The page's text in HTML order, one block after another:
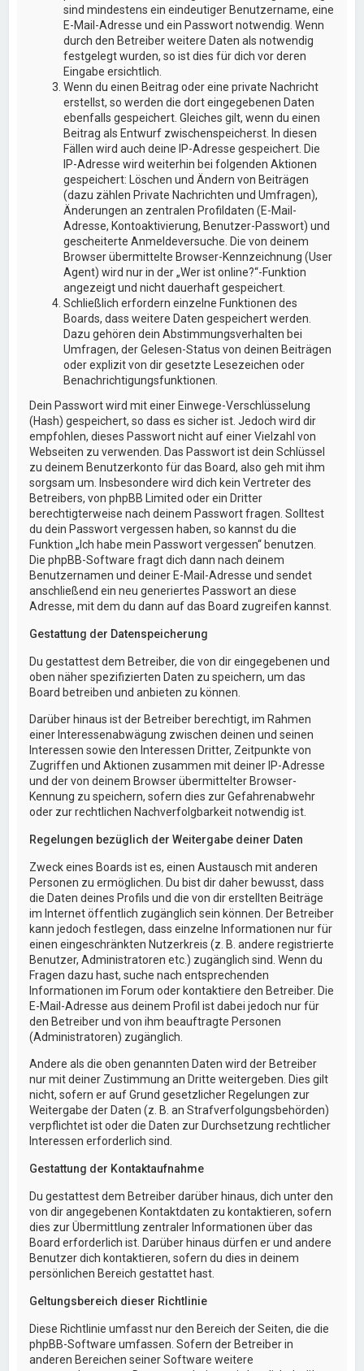
sind mindestens ein eindeutiger Benutzername, eine
E-Mail-Adresse und ein Passwort notwendig. Wenn
durch den Betreiber weitere Daten als notwendig
festgelegt wurden, so ist dies für dich vor deren
Eingabe ersichtlich.
Wenn du einen Beitrag oder eine private Nachricht
erstellst, so werden die dort eingegebenen Daten
ebenfalls gespeichert. Gleiches gilt, wenn du einen
Beitrag als Entwurf zwischenspeicherst. In diesen
Fällen wird auch deine IP-Adresse gespeichert. Die
IP-Adresse wird weiterhin bei folgenden Aktionen
gespeichert: Löschen und Ändern von Beiträgen
(dazu zählen Private Nachrichten und Umfragen),
Änderungen an zentralen Profildaten (E-Mail-
Adresse, Kontoaktivierung, Benutzer-Passwort) und
gescheiterte Anmeldeversuche. Die von deinem
Browser übermittelte Browser-Kennzeichnung (User
Agent) wird nur in der „Wer ist online?“-Funktion
angezeigt und nicht dauerhaft gespeichert.
Schließlich erfordern einzelne Funktionen des
Boards, dass weitere Daten gespeichert werden.
Dazu gehören dein Abstimmungsverhalten bei
Umfragen, der Gelesen-Status von deinen Beiträgen
oder explizit von dir gesetzte Lesezeichen oder
Benachrichtigungsfunktionen.
Dein Passwort wird mit einer Einwege-Verschlüsselung
(Hash) gespeichert, so dass es sicher ist. Jedoch wird dir
empfohlen, dieses Passwort nicht auf einer Vielzahl von
Webseiten zu verwenden. Das Passwort ist dein Schlüssel
zu deinem Benutzerkonto für das Board, also geh mit ihm
sorgsam um. Insbesondere wird dich kein Vertreter des
Betreibers, von phpBB Limited oder ein Dritter
berechtigterweise nach deinem Passwort fragen. Solltest
du dein Passwort vergessen haben, so kannst du die
Funktion „Ich habe mein Passwort vergessen“ benutzen.
Die phpBB-Software fragt dich dann nach deinem
Benutzernamen und deiner E-Mail-Adresse und sendet
anschließend ein neu generiertes Passwort an diese
Adresse, mit dem du dann auf das Board zugreifen kannst.
Gestattung der Datenspeicherung
Du gestattest dem Betreiber, die von dir eingegebenen und
oben näher spezifizierten Daten zu speichern, um das
Board betreiben und anbieten zu können.
Darüber hinaus ist der Betreiber berechtigt, im Rahmen
einer Interessenabwägung zwischen deinen und seinen
Interessen sowie den Interessen Dritter, Zeitpunkte von
Zugriffen und Aktionen zusammen mit deiner IP-Adresse
und der von deinem Browser übermittelter Browser-
Kennung zu speichern, sofern dies zur Gefahrenabwehr
oder zur rechtlichen Nachverfolgbarkeit notwendig ist.
Regelungen bezüglich der Weitergabe deiner Daten
Zweck eines Boards ist es, einen Austausch mit anderen
Personen zu ermöglichen. Du bist dir daher bewusst, dass
die Daten deines Profils und die von dir erstellten Beiträge
im Internet öffentlich zugänglich sein können. Der Betreiber
kann jedoch festlegen, dass einzelne Informationen nur für
einen eingeschränkten Nutzerkreis (z. B. andere registrierte
Benutzer, Administratoren etc.) zugänglich sind. Wenn du
Fragen dazu hast, suche nach entsprechenden
Informationen im Forum oder kontaktiere den Betreiber. Die
E-Mail-Adresse aus deinem Profil ist dabei jedoch nur für
den Betreiber und von ihm beauftragte Personen
(Administratoren) zugänglich.
Andere als die oben genannten Daten wird der Betreiber
nur mit deiner Zustimmung an Dritte weitergeben. Dies gilt
nicht, sofern er auf Grund gesetzlicher Regelungen zur
Weitergabe der Daten (z. B. an Strafverfolgungsbehörden)
verpflichtet ist oder die Daten zur Durchsetzung rechtlicher
Interessen erforderlich sind.
Gestattung der Kontaktaufnahme
Du gestattest dem Betreiber darüber hinaus, dich unter den
von dir angegebenen Kontaktdaten zu kontaktieren, sofern
dies zur Übermittlung zentraler Informationen über das
Board erforderlich ist. Darüber hinaus dürfen er und andere
Benutzer dich kontaktieren, sofern du dies in deinem
persönlichen Bereich gestattet hast.
Geltungsbereich dieser Richtlinie
Diese Richtlinie umfasst nur den Bereich der Seiten, die die
phpBB-Software umfassen. Sofern der Betreiber in
anderen Bereichen seiner Software weitere